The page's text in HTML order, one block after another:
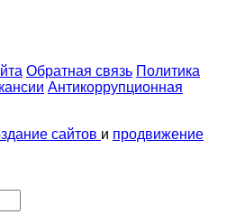
Обратная связь Политика
Антикоррупционная
сайтов и продвижение